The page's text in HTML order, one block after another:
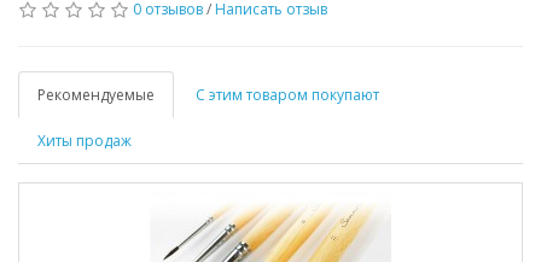
0 отзывов/ Написать отзыв
Рекомендуемые С этим товаром покупают
Хиты продаж